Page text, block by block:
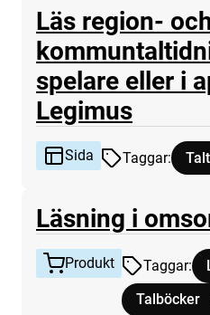
Läs region-
spelare eller i
LegimusSida
Sida Taggar:
Läsning i
Produkt Taggar:
Tagg
Talböcker
tillhör
Läsning i